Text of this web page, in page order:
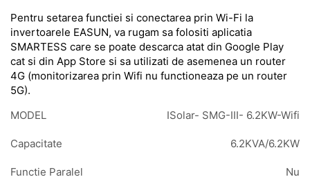
Pentru setarea functiei si conectarea prin Wi-Fi la
invertoarele EASUN, va rugam sa folositi aplicatia
SMARTESS care se poate descarca atat din Google Play
cat si din App Store si sa utilizati de asemenea un router
4G (monitorizarea prin Wifi nu functioneaza pe un router
5G).
MODEL
ISolar- SMG-III- 6.2KW-Wifi
Capacitate 6.2KVA/6.2KW
Functie Paralel Nu